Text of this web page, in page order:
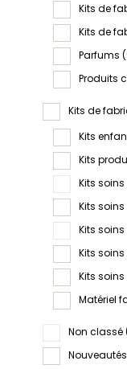
Kits de
Kits de
Parfums
Produits
Kits de
Kits
Kits
Kits
Kits
Kits
Kits
Kits
Matériel
Non classé
Nouveautés